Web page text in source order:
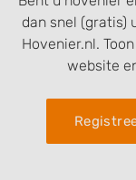
dan snel (gratis)
Hovenier.nl.
website